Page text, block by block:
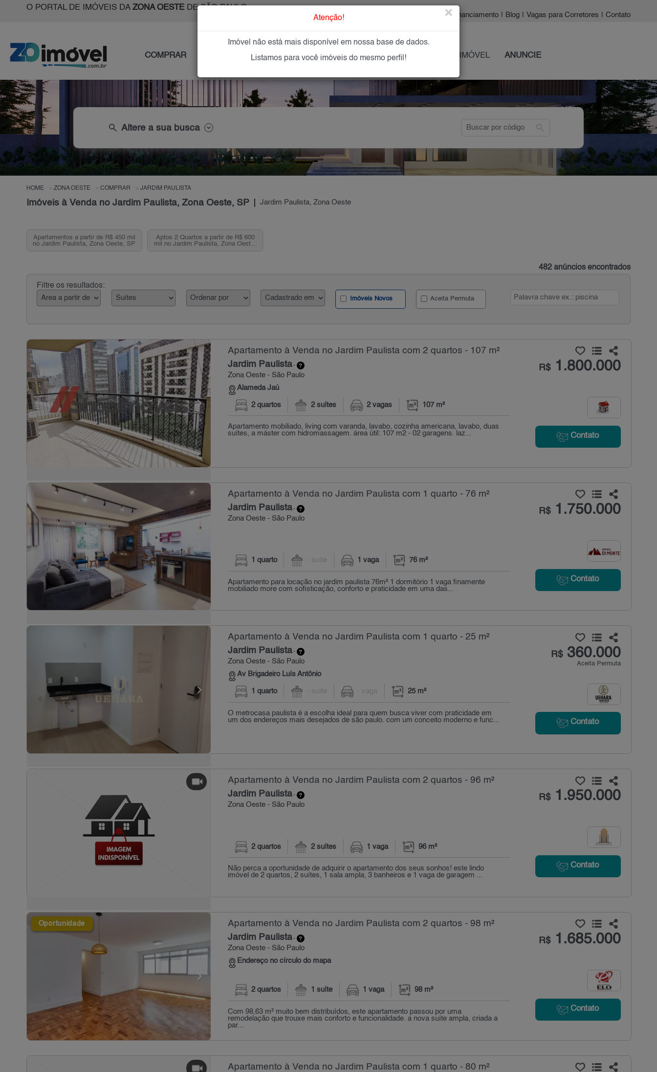
O PORTAL DE IMÓVEIS DA ZONA OESTEDE SÃO PAULO
| Financiamento Blog Vagas para Corretores Contato
COMPRAR IMÓVEIS NOVOS IMOBILIÁRIAS OFEREÇA SEU IMÓVEL ANUNCIE
search Altere a sua busca search
HOME ZONA OESTE COMPRAR JARDIM PAULISTA
Imóveis à Venda no Jardim Paulista, Zona Oeste, SP Jardim Paulista, Zona Oeste
Apartamentos a partir de R$ 450 mil
no Jardim Paulista, Zona Oeste, SP
Aptos 2 Quartos a partir de R$ 600
mil no Jardim Paulista, Zona Oeste,
482 anúncios encontrados
Filtre os resultados:
Imóveis Novos Aceita Permuta
Apartamento à Venda no Jardim Paulista com 2 quartos - 107 m²
Jardim Paulista-
Zona Oeste - São Paulo
Alameda Jaú
R$1.800.000
Contato
2 quartos 2 suítes 2 vagas 107 m²
Apartamento mobiliado, living com varanda, lavabo, cozinha americana, lavabo, duas
suítes, a máster com hidromassagem. área útil: 107 m2 - 02 garagens. laz...
Apartamento à Venda no Jardim Paulista com 1 quarto - 76 m²
Jardim Paulista-
Zona Oeste - São Paulo
R$1.750.000
Contato
1 quarto - suíte 1 vaga 76 m²
Apartamento para locação no jardim paulista 76m² 1 dormitório 1 vaga finamente
mobiliado more com sofisticação, conforto e praticidade em uma das...
Apartamento à Venda no Jardim Paulista com 1 quarto - 25 m²
Jardim Paulista-
Zona Oeste - São Paulo
Av Brigadeiro Luís Antônio
R$360.000
Aceita Permuta
Contato
1 quarto - suíte - vaga 25 m²
O metrocasa paulista é a escolha ideal para quem busca viver com praticidade em
um dos endereços mais desejados de são paulo. com um conceito moderno e func...
Apartamento à Venda no Jardim Paulista com 2 quartos - 96 m²
Jardim Paulista-
Zona Oeste - São Paulo
R$1.950.000
Contato
2 quartos 2 suítes 1 vaga 96 m²
Não perca a oportunidade de adquirir o apartamento dos seus sonhos! este lindo
imóvel de 2 quartos, 2 suítes, 1 sala ampla, 3 banheiros e 1 vaga de garagem ...
Oportunidade Apartamento à Venda no Jardim Paulista com 2 quartos - 98 m²
Jardim Paulista-
Zona Oeste - São Paulo
Endereço no círculo do mapa
R$1.685.000
Contato
2 quartos 1 suíte 1 vaga 98 m²
Com 98,63 m² muito bem distribuídos, este apartamento passou por uma
remodelação que trouxe mais conforto e funcionalidade. a nova suíte ampla, criada a
par...
Apartamento à Venda no Jardim Paulista com 1 quarto - 80 m²
Atenção! ×
Imóvel não está mais disponível em nossa base de dados.
Listamos para você imóveis do mesmo perfil!